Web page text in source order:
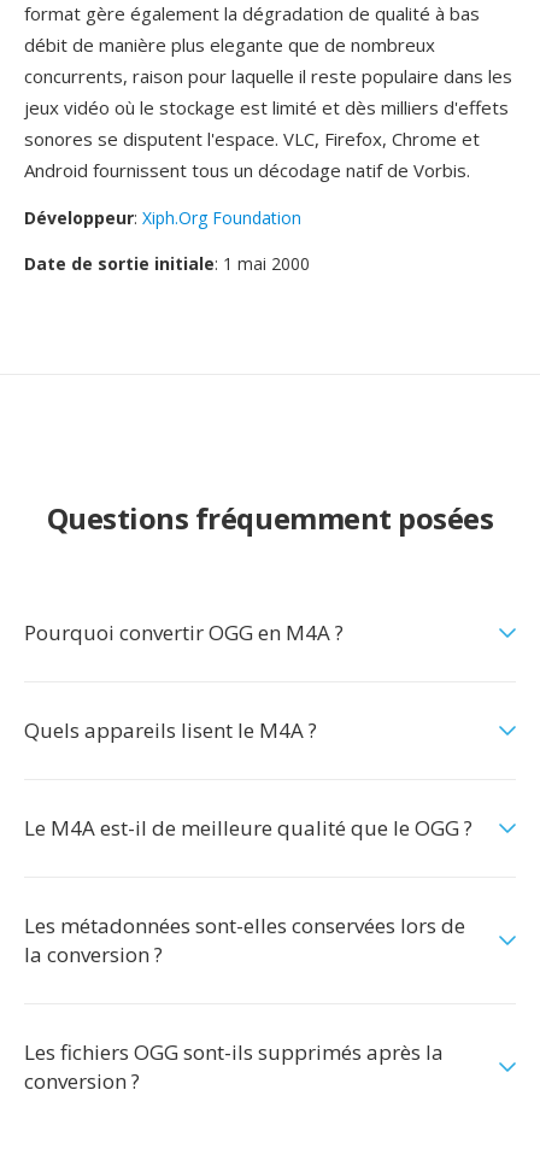
format gère également la dégradation de qualité à bas
débit de manière plus elegante que de nombreux
concurrents, raison pour laquelle il reste populaire dans les
jeux vidéo où le stockage est limité et dès milliers d'effets
sonores se disputent l'espace. VLC, Firefox, Chrome et
Android fournissent tous un décodage natif de Vorbis.
Développeur: Xiph.Org Foundation
Date de sortie initiale: 1 mai 2000
Questions fréquemment posées
Pourquoi convertir OGG en M4A ?
Quels appareils lisent le M4A ?
Le M4A est-il de meilleure qualité que le OGG ?
Les métadonnées sont-elles conservées lors de
la conversion ?
Les fichiers OGG sont-ils supprimés après la
conversion ?